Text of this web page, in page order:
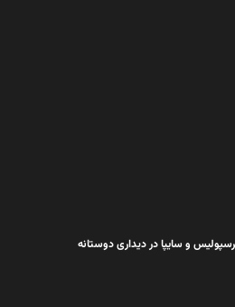
و سایپا در دیداری دوستانه